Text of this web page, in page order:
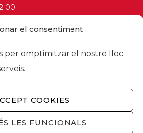
el consentiment
per omptimitzar el nostre lloc
COOKIES
LES FUNCIONALS
00
/Associats/Comissions/
/ Avís legal/
Política cookies/Privacitat
xarxes socials